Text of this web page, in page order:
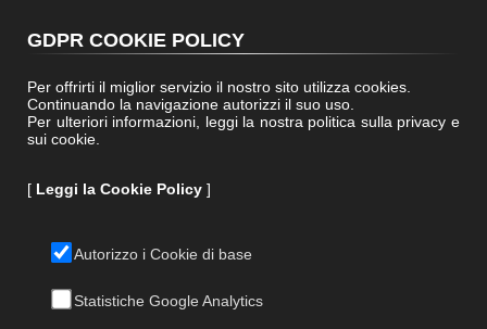
GDPR COOKIE POLICY
Per offrirti il miglior servizio il nostro sito utilizza cookies.
Continuando la navigazione autorizzi il suo uso.
Per ulteriori informazioni, leggi la nostra politica sulla privacy e
sui cookie.
[ Leggi la Cookie Policy ]
Autorizzo i Cookie di base
Statistiche Google Analytics